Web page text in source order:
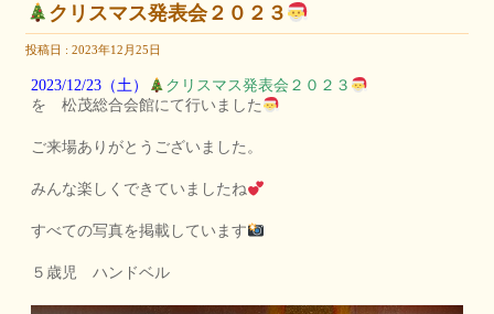
クリスマス発表会２０２３
投稿日 : 2023年12月25日
2023/12/23（土）
クリスマス発表会２０２３
を 松茂総合会館にて行いました
ご来場ありがとうございました。
みんな楽しくできていましたね
すべての写真を掲載しています
５歳児 ハンドベル